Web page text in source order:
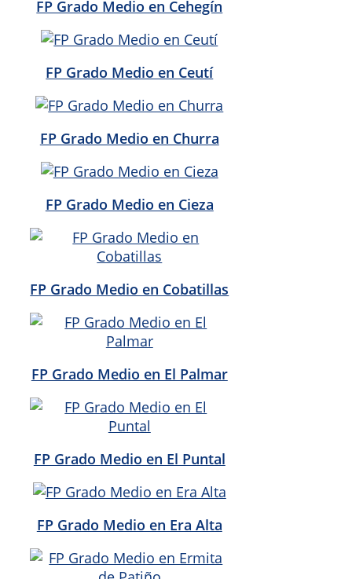
FP Grado Medio en Cehegín
FP Grado Medio en Ceutí
FP Grado Medio en Churra
FP Grado Medio en Cieza
FP Grado Medio en Cobatillas
FP Grado Medio en El Palmar
FP Grado Medio en El Puntal
FP Grado Medio en Era Alta